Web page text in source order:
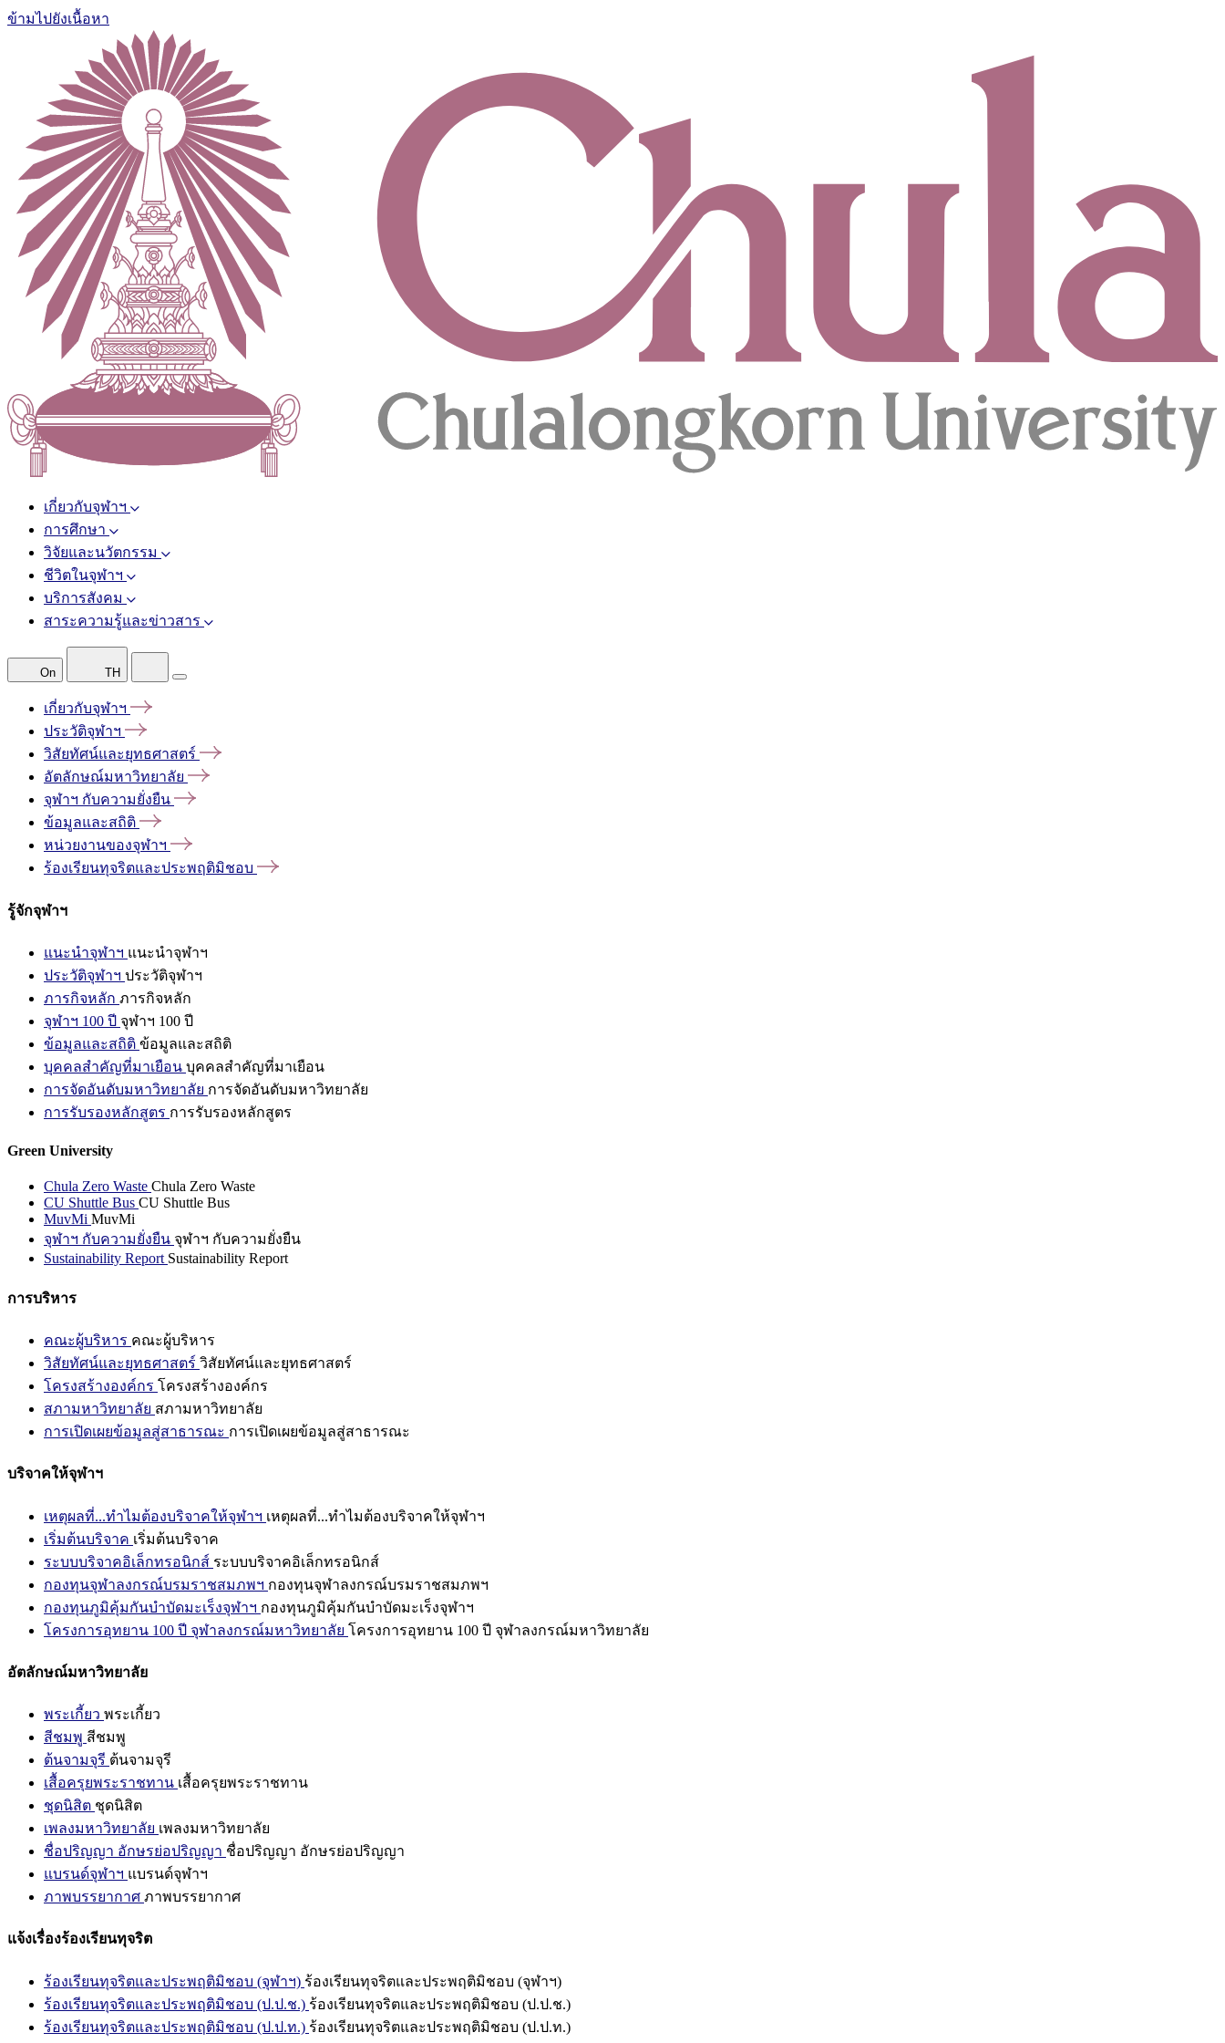
ข้ามไปยังเนื้อหา
เกี่ยวกับจุฬาฯ
การศึกษา
วิจัยและนวัตกรรม
ชีวิตในจุฬาฯ
บริการสังคม
สาระความรู้และข่าวสาร
On TH
เกี่ยวกับจุฬาฯ
ประวัติจุฬาฯ
วิสัยทัศน์และยุทธศาสตร์
อัตลักษณ์มหาวิทยาลัย
จุฬาฯ กับความยั่งยืน
ข้อมูลและสถิติ
หน่วยงานของจุฬาฯ
ร้องเรียนทุจริตและประพฤติมิชอบ
รู้จักจุฬาฯ
แนะนำจุฬาฯ แนะนำจุฬาฯ
ประวัติจุฬาฯ ประวัติจุฬาฯ
ภารกิจหลัก ภารกิจหลัก
จุฬาฯ 100 ปี จุฬาฯ 100 ปี
ข้อมูลและสถิติ ข้อมูลและสถิติ
บุคคลสำคัญที่มาเยือน บุคคลสำคัญที่มาเยือน
การจัดอันดับมหาวิทยาลัย การจัดอันดับมหาวิทยาลัย
การรับรองหลักสูตร การรับรองหลักสูตร
Green University
Chula Zero Waste Chula Zero Waste
CU Shuttle Bus CU Shuttle Bus
MuvMi MuvMi
จุฬาฯ กับความยั่งยืน จุฬาฯ กับความยั่งยืน
Sustainability Report Sustainability Report
การบริหาร
คณะผู้บริหาร คณะผู้บริหาร
วิสัยทัศน์และยุทธศาสตร์ วิสัยทัศน์และยุทธศาสตร์
โครงสร้างองค์กร โครงสร้างองค์กร
สภามหาวิทยาลัย สภามหาวิทยาลัย
การเปิดเผยข้อมูลสู่สาธารณะ การเปิดเผยข้อมูลสู่สาธารณะ
บริจาคให้จุฬาฯ
เหตุผลที่...ทำไมต้องบริจาคให้จุฬาฯ เหตุผลที่...ทำไมต้องบริจาคให้จุฬาฯ
เริ่มต้นบริจาค เริ่มต้นบริจาค
ระบบบริจาคอิเล็กทรอนิกส์ ระบบบริจาคอิเล็กทรอนิกส์
กองทุนจุฬาลงกรณ์บรมราชสมภพฯ กองทุนจุฬาลงกรณ์บรมราชสมภพฯ
กองทุนภูมิคุ้มกันบำบัดมะเร็งจุฬาฯ กองทุนภูมิคุ้มกันบำบัดมะเร็งจุฬาฯ
โครงการอุทยาน 100 ปี จุฬาลงกรณ์มหาวิทยาลัย โครงการอุทยาน 100 ปี จุฬาลงกรณ์มหาวิทยาลัย
อัตลักษณ์มหาวิทยาลัย
พระเกี้ยว พระเกี้ยว
สีชมพู สีชมพู
ต้นจามจุรี ต้นจามจุรี
เสื้อครุยพระราชทาน เสื้อครุยพระราชทาน
ชุดนิสิต ชุดนิสิต
เพลงมหาวิทยาลัย เพลงมหาวิทยาลัย
ชื่อปริญญา อักษรย่อปริญญา ชื่อปริญญา อักษรย่อปริญญา
แบรนด์จุฬาฯ แบรนด์จุฬาฯ
ภาพบรรยากาศ ภาพบรรยากาศ
แจ้งเรื่องร้องเรียนทุจริต
ร้องเรียนทุจริตและประพฤติมิชอบ (จุฬาฯ) ร้องเรียนทุจริตและประพฤติมิชอบ (จุฬาฯ)
ร้องเรียนทุจริตและประพฤติมิชอบ (ป.ป.ช.) ร้องเรียนทุจริตและประพฤติมิชอบ (ป.ป.ช.)
ร้องเรียนทุจริตและประพฤติมิชอบ (ป.ป.ท.) ร้องเรียนทุจริตและประพฤติมิชอบ (ป.ป.ท.)